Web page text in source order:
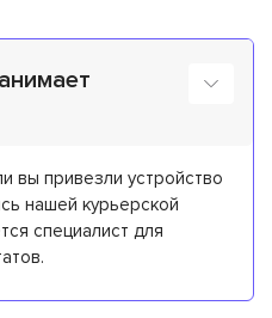
вы привезли устройство
нашей курьерской
специалист для